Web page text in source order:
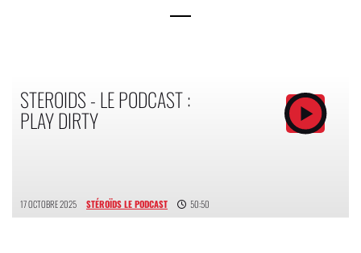
STEROIDS - LE PODCAST :
PLAY DIRTY
17 OCTOBRE 2025 STÉROÏDS LE PODCAST 50:50